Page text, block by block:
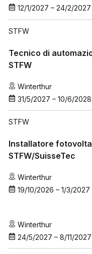
12/1/2027 – 24/2/2027
STFW
Tecnico di
STFW
Winterthur
31/5/2027 – 10/6/2028
STFW
Installatore
STFW/SuisseTec
Winterthur
19/10/2026 – 1/3/2027
Winterthur
24/5/2027 – 8/11/2027